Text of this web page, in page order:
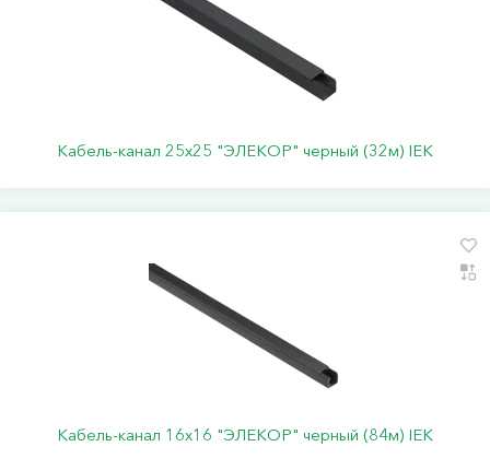
Кабель-канал 25х25 "ЭЛЕКОР" черный (32м) IEK
Кабель-канал 16х16 "ЭЛЕКОР" черный (84м) IEK